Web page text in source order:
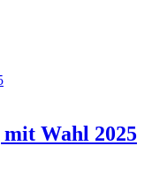
Wahl 2025